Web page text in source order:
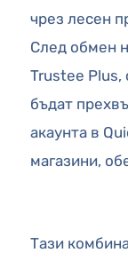
чрез лесен
След обмен
Trustee Plus,
бъдат
акаунта в
магазини,
Тази